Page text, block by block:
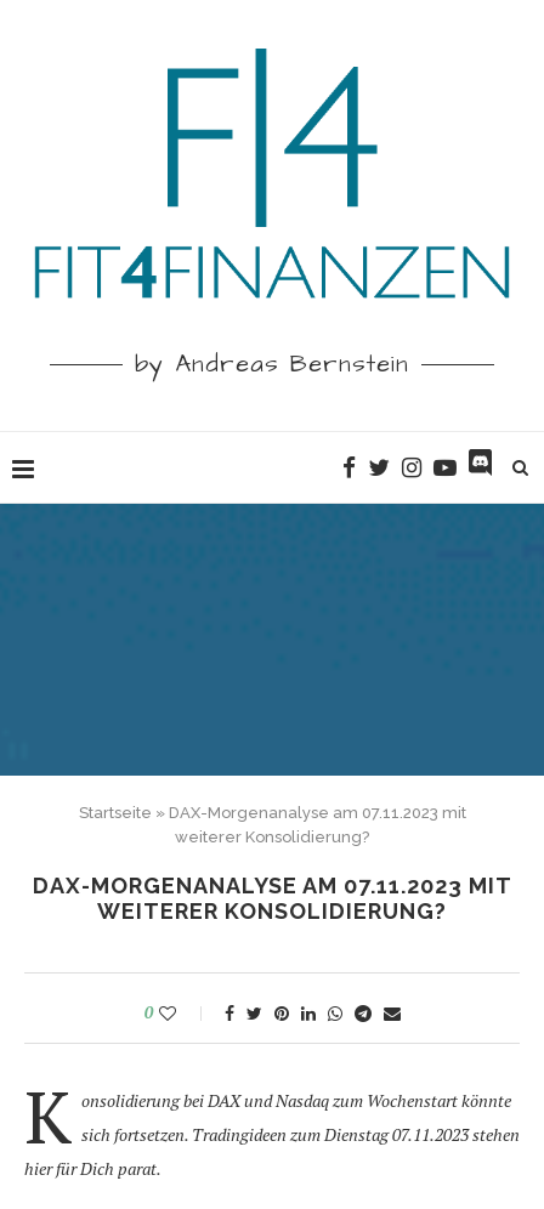
by Andreas Bernstein
Startseite » DAX-Morgenanalyse am 07.11.2023 mit
weiterer Konsolidierung?
DAX-MORGENANALYSE AM 07.11.2023 MIT
WEITERER KONSOLIDIERUNG?
0
K onsolidierung bei DAX und Nasdaq zum Wochenstart könnte
sich fortsetzen. Tradingideen zum Dienstag 07.11.2023 stehen
hier für Dich parat.